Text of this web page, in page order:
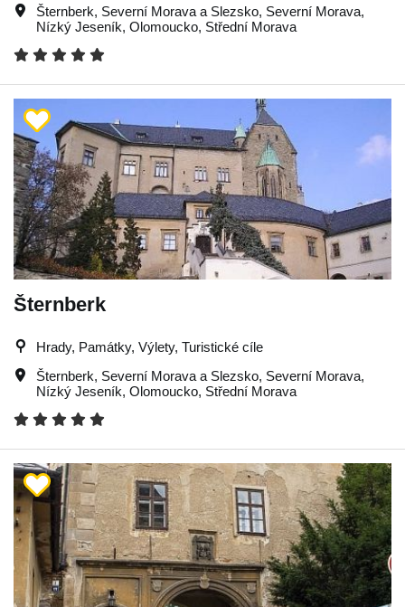
Šternberk, Severní Morava a Slezsko, Severní Morava,
Nízký Jeseník, Olomoucko, Střední Morava
Šternberk
Hrady, Památky, Výlety, Turistické cíle
Šternberk, Severní Morava a Slezsko, Severní Morava,
Nízký Jeseník, Olomoucko, Střední Morava